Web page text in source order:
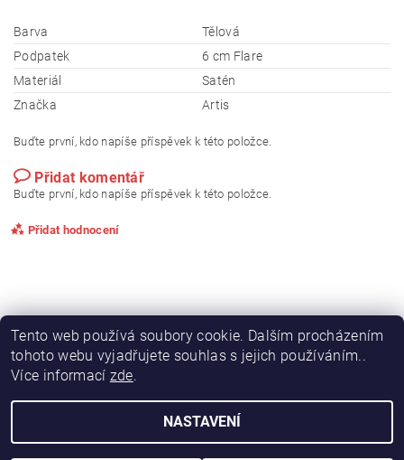
Barva
Tělová
Podpatek
6 cm Flare
Materiál
Satén
Značka
Artis
Buďte první, kdo napíše příspěvek k této položce.
Přidat komentář
Buďte první, kdo napíše příspěvek k této položce.
Přidat hodnocení
2026 © nejtanecniboty.cz, všechna práva vyhrazenaUpravit nastavení cookies
Tento web používá soubory cookie. Dalším procházením
tohoto webu vyjadřujete souhlas s jejich používáním..
Více informací zde.
NASTAVENÍ